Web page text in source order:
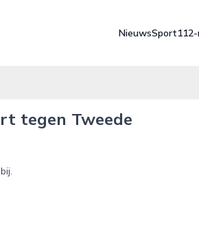
NieuwsSport
tegen Tweede